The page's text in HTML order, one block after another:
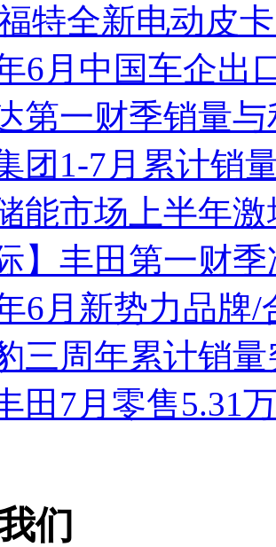
特全新电动皮
6月中国车企出
第一财季销量
团1-7月累计销
能市场上半年激
】丰田第一财
6月新势力品牌
三周年累计销
田7月零售5.31
们